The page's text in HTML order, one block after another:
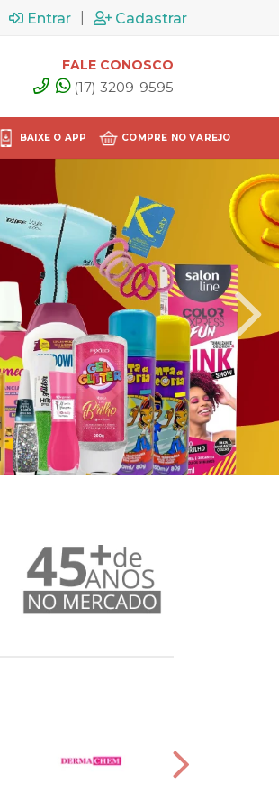
Entrar Cadastrar
FALE CONOSCO
(17) 3209-9595
BAIXE O APP COMPRE NO VAREJO